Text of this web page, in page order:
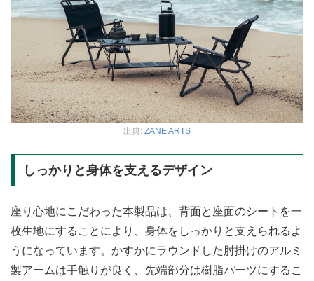
出典: ZANE ARTS
しっかりと身体を支えるデザイン
座り心地にこだわった本製品は、背面と座面のシートを一
枚生地にすることにより、身体をしっかりと支えられるよ
うになっています。かすかにラウンドした肘掛けのアルミ
製アームは手触りが良く、先端部分は樹脂パーツにするこ